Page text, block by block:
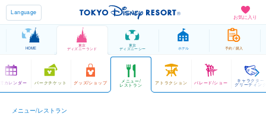
お気に入り
Language
HOME
東京
ディズニーランド
東京
ディズニーシー ホテル 予約 / 購入
カレンダー パークチケット グッズ/ショップ メニュー/
レストラン アトラクション パレード/ショー キャラクター
グリーティング
メニュー/レストラン